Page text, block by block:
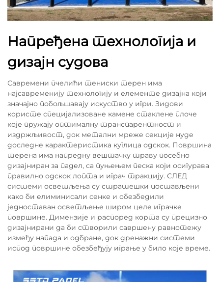
Напређена технологија и
дизајн судова
Савремени пчелићи тениски терен има
најсавременију технологију и елементе дизајна који
значајно побољшавају искуство у игри. Зидови
користе специјализоване камене стаклене плоче
које пружају оптималну транспарентност и
издржљивост, док метални мреже секције нуде
доследне карактеристика куглица одскок. Површина
терена има напредну вештачку траву посебно
дизајниран за падел, са пуњењем песка који осигурава
правилно одскок лопта и играч тракцију. СЛЕД
системи осветљења су стратешки постављени
како би елиминисали сенке и обезбедили
једноставан осветљење широм целе играчке
површине. Димензије и распоред корта су прецизно
дизајнирани да би створили савршену равнотежу
између напада и одбране, док дренажни системи
испод површине обезбеђују играње у било које време.